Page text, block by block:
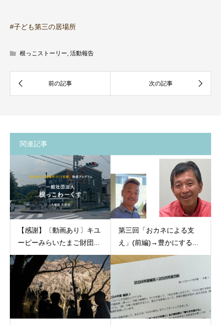
#子ども第三の居場所
根っこストーリー, 活動報告
関連記事
【感謝】〔動画あり〕キユ
ーピーみらいたまご財団...
第三回「おカネによる支
え」(前編)→豊かにする...